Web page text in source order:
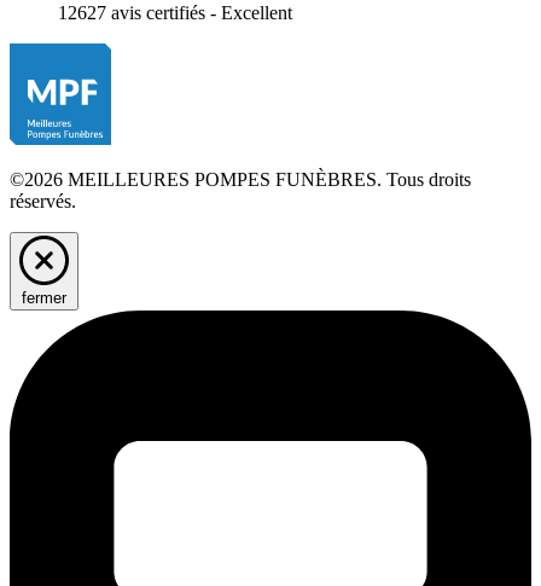
12627 avis certifiés - Excellent
©2026 MEILLEURES POMPES FUNÈBRES. Tous droits
réservés.
fermer